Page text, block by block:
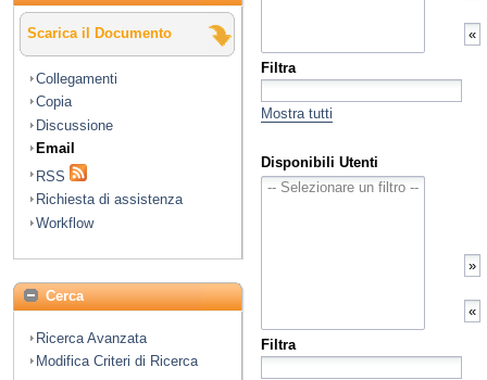
Scarica il Documento
Collegamenti
Copia
Discussione
Email
RSS
Richiesta di assistenza
Workflow
Cerca
Ricerca Avanzata
Modifica Criteri di Ricerca
Filtra
Mostra tutti
Disponibili Utenti
Filtra